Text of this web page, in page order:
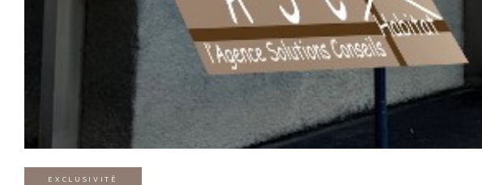
EXCLUSIVITÉ